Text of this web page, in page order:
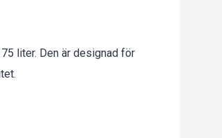
liter. Den är designad för